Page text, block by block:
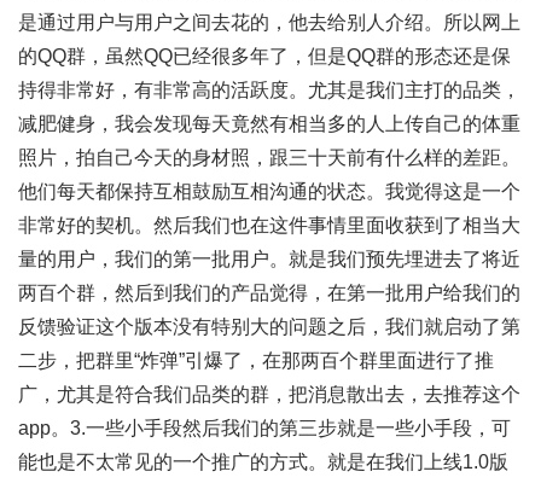
是通过用户与用户之间去花的，他去给别人介绍。所以网上
的QQ群，虽然QQ已经很多年了，但是QQ群的形态还是保
持得非常好，有非常高的活跃度。尤其是我们主打的品类，
减肥健身，我会发现每天竟然有相当多的人上传自己的体重
照片，拍自己今天的身材照，跟三十天前有什么样的差距。
他们每天都保持互相鼓励互相沟通的状态。我觉得这是一个
非常好的契机。然后我们也在这件事情里面收获到了相当大
量的用户，我们的第一批用户。就是我们预先埋进去了将近
两百个群，然后到我们的产品觉得，在第一批用户给我们的
反馈验证这个版本没有特别大的问题之后，我们就启动了第
二步，把群里“炸弹”引爆了，在那两百个群里面进行了推
广，尤其是符合我们品类的群，把消息散出去，去推荐这个
app。3.一些小手段然后我们的第三步就是一些小手段，可
能也是不太常见的一个推广的方式。就是在我们上线1.0版